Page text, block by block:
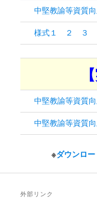
中堅教諭等資質
様式１
２ ３
中堅教諭等資質
中堅教諭等資質
※ダウンロ
外部リンク